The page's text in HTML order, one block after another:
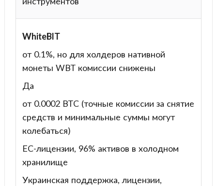
WhiteBIT
от 0.1%, но для холдеров нативной
монеты WBT комиссии снижены
Да
от 0.0002 BTC (точные комиссии за снятие
средств и минимальные суммы могут
колебаться)
ЕС-лицензии, 96% активов в холодном
хранилище
Украинская поддержка, лицензии,